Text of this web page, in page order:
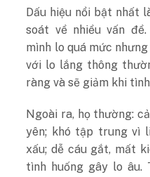
Dấu hiệu nổi bật nhất
soát về nhiều vấn
mình lo quá mức
với lo lắng thông
ràng và sẽ giảm khi
Ngoài ra, họ thường:
yên; khó tập trung vì
xấu; dễ cáu gắt, mất
tình huống gây lo âu.